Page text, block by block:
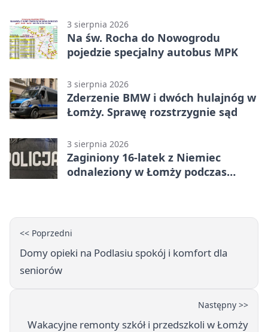
3 sierpnia 2026
Na św. Rocha do Nowogrodu
pojedzie specjalny autobus MPK
3 sierpnia 2026
Zderzenie BMW i dwóch hulajnóg w
Łomży. Sprawę rozstrzygnie sąd
3 sierpnia 2026
Zaginiony 16-latek z Niemiec
odnaleziony w Łomży podczas
<< Poprzedni
Domy opieki na Podlasiu spokój i komfort dla
seniorów
Następny >>
Wakacyjne remonty szkół i przedszkoli w Łomży